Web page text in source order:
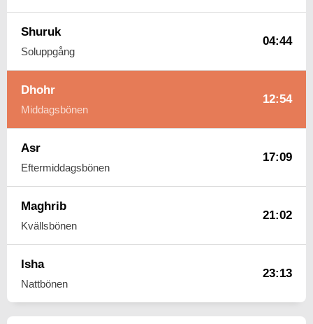
Shuruk
Soluppgång
04:44
Dhohr
Middagsbönen
12:54
Asr
Eftermiddagsbönen
17:09
Maghrib
Kvällsbönen
21:02
Isha
Nattbönen
23:13